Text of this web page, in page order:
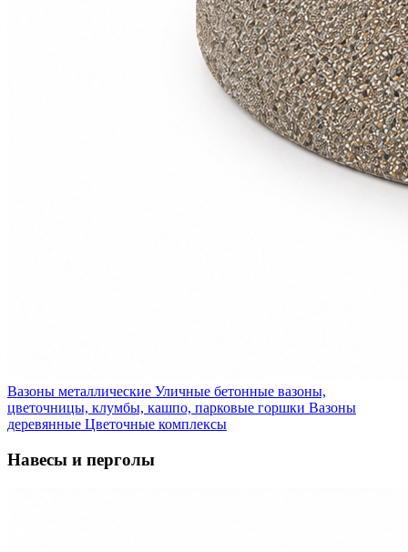
Вазоны металлические Уличные бетонные вазоны,
цветочницы, клумбы, кашпо, парковые горшки Вазоны
деревянные Цветочные комплексы
Навесы и перголы